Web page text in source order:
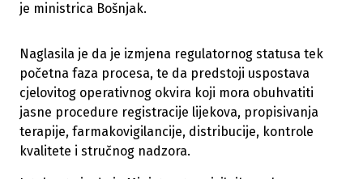
je ministrica Bošnjak.
Naglasila je da je izmjena regulatornog statusa tek
početna faza procesa, te da predstoji uspostava
cjelovitog operativnog okvira koji mora obuhvatiti
jasne procedure registracije lijekova, propisivanja
terapije, farmakovigilancije, distribucije, kontrole
kvalitete i stručnog nadzora.